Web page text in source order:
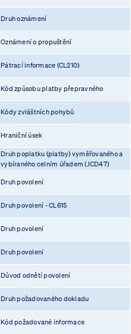
Druh oznámení
Oznámení o propuštění
Pátrací informace (CL210)
Kód způsobu platby přepravného
Kódy zvláštních pohybů
Hraniční úsek
Druh poplatku (platby) vyměřovaného a
vybíraného celním úřadem (JCD47)
Druh povolení
Druh povolení - CL615
Druh povolení
Druh povolení
Důvod odnětí povolení
Druh požadovaného dokladu
Kód požadované informace